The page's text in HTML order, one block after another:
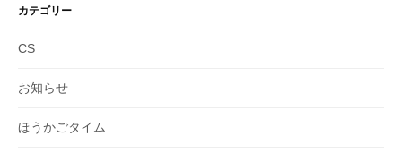
イ
カテゴリー
CS
お知らせ
ほうかごタイム